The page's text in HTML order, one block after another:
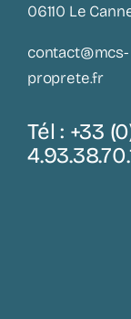
06110 Le
contact@mcs-
proprete.fr
Tél : +33